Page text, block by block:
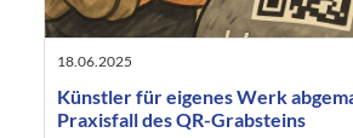
18.06.2025
Künstler für eigenes Werk
Praxisfall des QR-Grabsteins